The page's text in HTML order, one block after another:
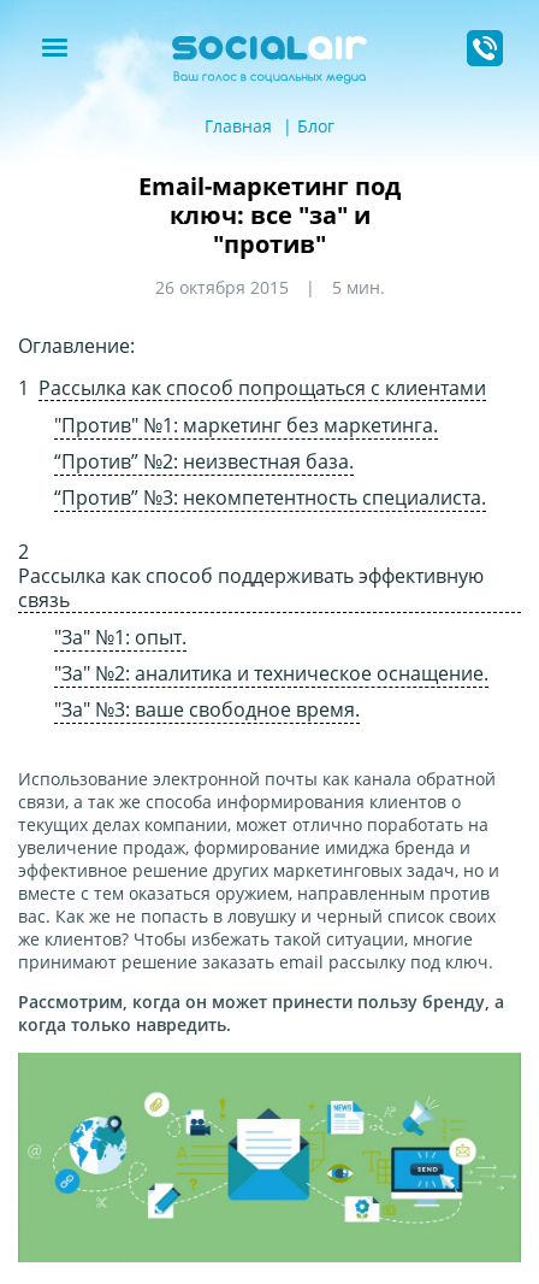
Главная Блог
Email-маркетинг под
ключ: все "за" и
"против"
26 октября 2015 5 мин.
Оглавление:
Рассылка как способ попрощаться с клиентами
"Против" №1: маркетинг без маркетинга.
“Против” №2: неизвестная база.
“Против” №3: некомпетентность специалиста.
Рассылка как способ поддерживать эффективную
связь
"За" №1: опыт.
"За" №2: аналитика и техническое оснащение.
"За" №3: ваше свободное время.
Использование электронной почты как канала обратной
связи, а так же способа информирования клиентов о
текущих делах компании, может отлично поработать на
увеличение продаж, формирование имиджа бренда и
эффективное решение других маркетинговых задач, но и
вместе с тем оказаться оружием, направленным против
вас. Как же не попасть в ловушку и черный список своих
же клиентов? Чтобы избежать такой ситуации, многие
принимают решение заказать email рассылку под ключ.
Рассмотрим, когда он может принести пользу бренду, а
когда только навредить.